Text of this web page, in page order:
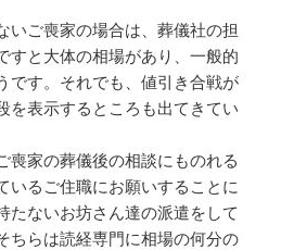
ご喪家の場合は、葬儀社の担
すと大体の相場があり、一般的
です。それでも、値引き合戦が
を表示するところも出てきてい
家の葬儀後の相談にものれる
いるご住職にお願いすることに
たないお坊さん達の派遣をして
ちらは読経専門に相場の何分の